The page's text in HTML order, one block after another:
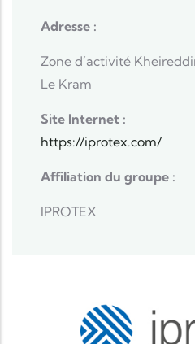
Adresse :
Zone d´activité
Le Kram
Site Internet :
https://iprotex.com/
Affiliation du groupe :
IPROTEX